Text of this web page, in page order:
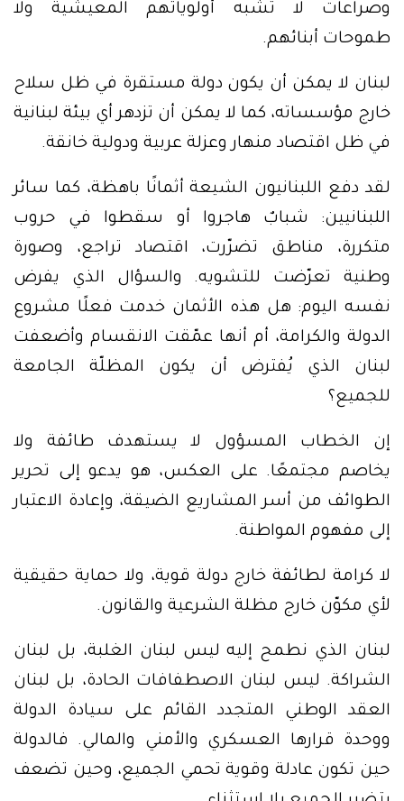
وصراعات لا تشبه أولوياتهم المعيشية ولا
طموحات أبنائهم.
لبنان لا يمكن أن يكون دولة مستقرة في ظل سلاح
خارج مؤسساته، كما لا يمكن أن تزدهر أي بيئة لبنانية
في ظل اقتصاد منهار وعزلة عربية ودولية خانقة.
لقد دفع اللبنانيون الشيعة أثمانًا باهظة، كما سائر
اللبنانيين: شبابٌ هاجروا أو سقطوا في حروب
متكررة، مناطق تضرّرت، اقتصاد تراجع، وصورة
وطنية تعرّضت للتشويه. والسؤال الذي يفرض
نفسه اليوم: هل هذه الأثمان خدمت فعلًا مشروع
الدولة والكرامة، أم أنها عمّقت الانقسام وأضعفت
لبنان الذي يُفترض أن يكون المظلّة الجامعة
للجميع؟
إن الخطاب المسؤول لا يستهدف طائفة ولا
يخاصم مجتمعًا. على العكس، هو يدعو إلى تحرير
الطوائف من أسر المشاريع الضيقة، وإعادة الاعتبار
إلى مفهوم المواطنة.
لا كرامة لطائفة خارج دولة قوية، ولا حماية حقيقية
لأي مكوّن خارج مظلة الشرعية والقانون.
لبنان الذي نطمح إليه ليس لبنان الغلبة، بل لبنان
الشراكة. ليس لبنان الاصطفافات الحادة، بل لبنان
العقد الوطني المتجدد القائم على سيادة الدولة
ووحدة قرارها العسكري والأمني والمالي. فالدولة
حين تكون عادلة وقوية تحمي الجميع، وحين تضعف